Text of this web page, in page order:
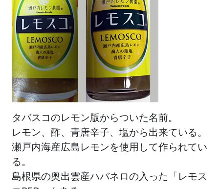
タバスコのレモン版からついた名前。
レモン、酢、青唐辛子、塩から出来ている。
瀬戸内海産広島レモンを使用して作られてい
る。
島根県の奥出雲産ハバネロの入った「レモス